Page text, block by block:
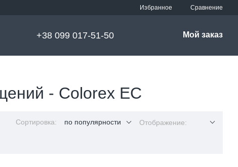
Избранное Сравнение
+38 099 017-51-50 Мой заказ
- Colorex EC
Сортировка: по популярности Отображение: